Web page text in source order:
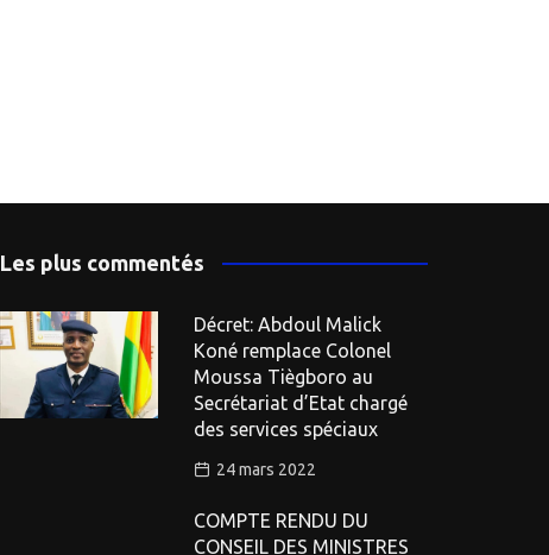
Les plus commentés
Décret: Abdoul Malick
Koné remplace Colonel
Moussa Tiègboro au
Secrétariat d’Etat chargé
des services spéciaux
24 mars 2022
COMPTE RENDU DU
CONSEIL DES MINISTRES